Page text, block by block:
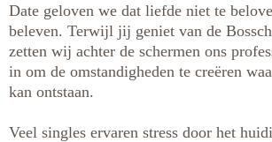
Date geloven we dat liefde niet te
beleven. Terwijl jij geniet van de
zetten wij achter de schermen ons
in om de omstandigheden te creëren
kan ontstaan.
Veel singles ervaren stress door het